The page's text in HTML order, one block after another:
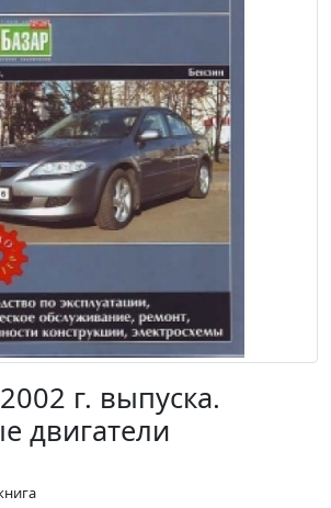
г. выпуска.
двигатели